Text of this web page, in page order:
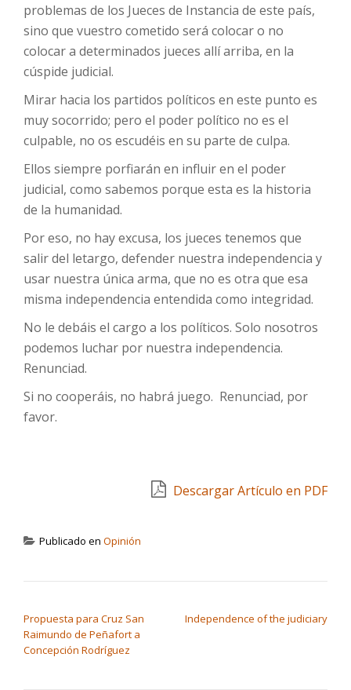
problemas de los Jueces de Instancia de este país,
sino que vuestro cometido será colocar o no
colocar a determinados jueces allí arriba, en la
cúspide judicial.
Mirar hacia los partidos políticos en este punto es
muy socorrido; pero el poder político no es el
culpable, no os escudéis en su parte de culpa.
Ellos siempre porfiarán en influir en el poder
judicial, como sabemos porque esta es la historia
de la humanidad.
Por eso, no hay excusa, los jueces tenemos que
salir del letargo, defender nuestra independencia y
usar nuestra única arma, que no es otra que esa
misma independencia entendida como integridad.
No le debáis el cargo a los políticos. Solo nosotros
podemos luchar por nuestra independencia.
Renunciad.
Si no cooperáis, no habrá juego. Renunciad, por
favor.
Descargar Artículo en PDF
Publicado en Opinión
Propuesta para Cruz San
Raimundo de Peñafort a
Concepción Rodríguez
Independence of the judiciary